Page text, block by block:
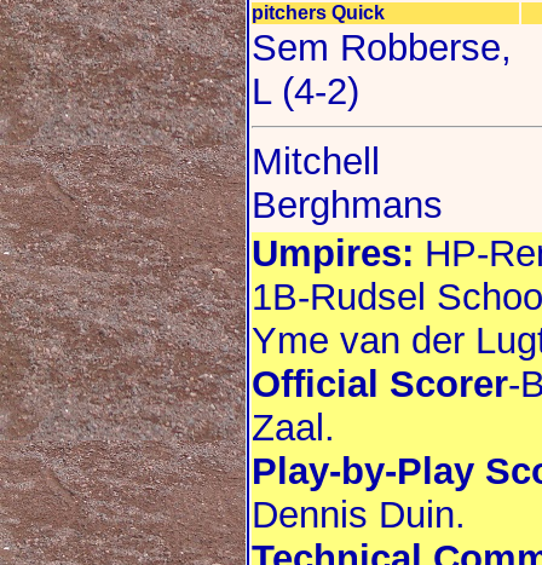
pitchers Quick
Sem Robberse,
L (4-2)
Mitchell
Berghmans
Umpires: HP-
1B-Rudsel
Yme van der
Official Scorer-
Zaal.
Play-by-Play
Dennis Duin.